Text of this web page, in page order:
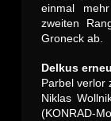
einmal
zweiten
Groneck ab.
Delkus
Parbel verlor
Niklas
(KONRAD-